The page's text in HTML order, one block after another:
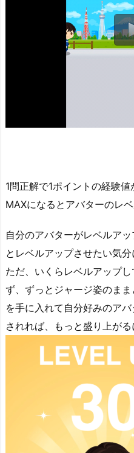
1問正解で1ポイントの経験
MAXになるとアバターのレベ
自分のアバターがレベルア
とレベルアップさせたい気
ただ、いくらレベルアップ
ず、ずっとジャージ姿のま
を手に入れて自分好みのア
されれば、もっと盛り上がる